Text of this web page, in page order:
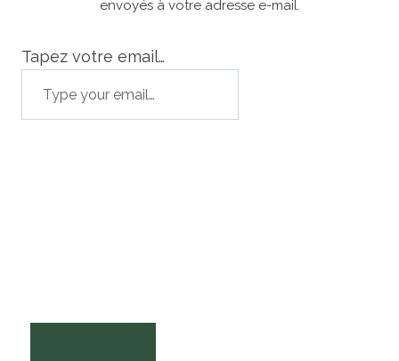
envoyés à votre adresse e-mail.
Tapez votre email…